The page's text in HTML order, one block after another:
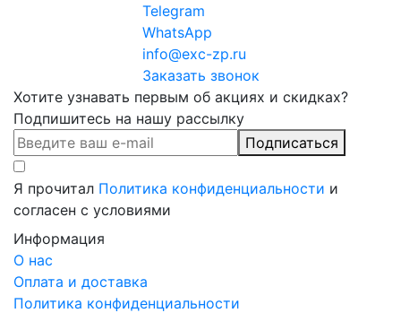
Telegram
WhatsApp
info@exc-zp.ru
Заказать звонок
Хотите узнавать первым об акциях и скидках?
Подпишитесь на нашу рассылку
Подписаться
Я прочитал Политика конфиденциальности и
согласен с условиями
Информация
О нас
Оплата и доставка
Политика конфиденциальности